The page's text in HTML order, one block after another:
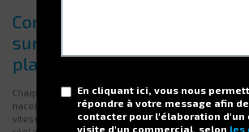
Composants mécaniques
surveiller (ascenseurs,
plateaux)
Chaque tour de stockage repose sur une structure
nacelle déplace les plateaux via un moteur
vitesse gère les phases d’accélération et de
En cliquant ici, vous nous
répondre à votre message afin
contacter pour l'élaboration d'un
visite d'un commercial, selon les